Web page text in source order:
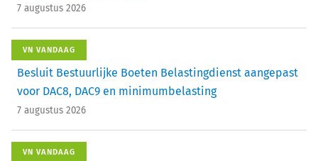
7 augustus 2026
VN VANDAAG
Besluit Bestuurlijke Boeten Belastingdienst aangepast
voor DAC8, DAC9 en minimumbelasting
7 augustus 2026
VN VANDAAG